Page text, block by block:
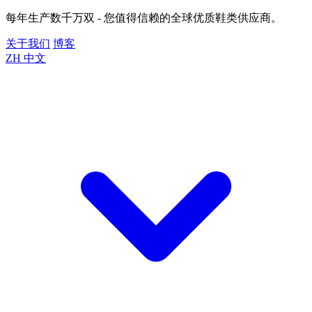
每年生产数千万双 - 您值得信赖的全球优质鞋类供应商。
关于我们 博客
ZH 中文